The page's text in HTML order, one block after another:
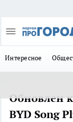
Интересное
Обновлен
BYD Song